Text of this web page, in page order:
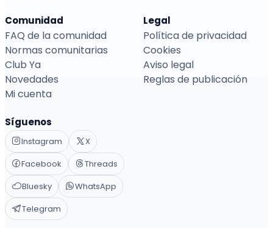
Comunidad
FAQ de la comunidad
Normas comunitarias
Club Ya
Novedades
Mi cuenta
Legal
Política de privacidad
Cookies
Aviso legal
Reglas de publicación
Síguenos
Instagram
X
Facebook
Threads
Bluesky
WhatsApp
Telegram